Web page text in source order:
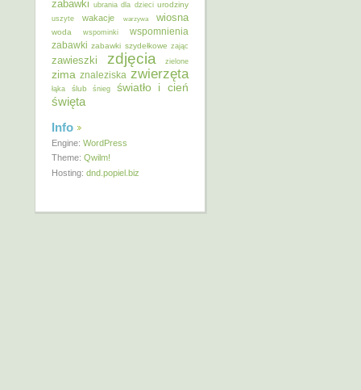
zabawki ubrania dla dzieci urodziny
uszyte wakacje warzywa wiosna
woda wspominki
wspomnienia
zabawki zabawki szydełkowe zając
zawieszki zdjęcia zielone
zima znaleziska zwierzęta
łąka ślub śnieg światło i cień
święta
Info
Engine: WordPress
Theme: Qwilm!
Hosting: dnd.popiel.biz